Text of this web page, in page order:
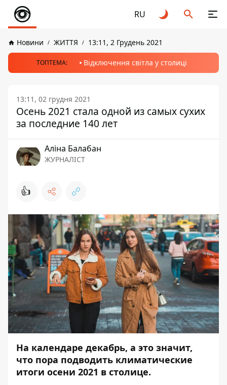
RU
Новини ЖИТТЯ 13:11, 2 Грудень 2021
ТОПТЕМА: Відключення світла у столиці
13:11, 02 грудня 2021
Осень 2021 стала одной из самых сухих
за последние 140 лет
Аліна Балабан
ЖУРНАЛІСТ
👍
На календаре декабрь, а это значит,
что пора подводить климатические
итоги осени 2021 в столице.